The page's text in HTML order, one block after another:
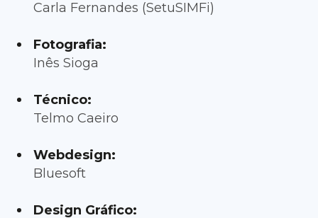
Carla Fernandes (SetuSIMFi)
Fotografia:
Inês Sioga
Técnico:
Telmo Caeiro
Webdesign:
Bluesoft
Design Gráfico: